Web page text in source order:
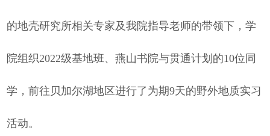
的地壳研究所相关专家及我院指导老师的带领下，学
院组织2022级基地班、燕山书院与贯通计划的10位同
学，前往贝加尔湖地区进行了为期9天的野外地质实习
活动。